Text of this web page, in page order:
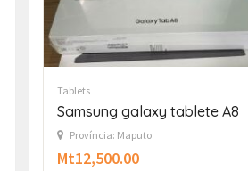
Tablets
Samsung galaxy tablete A8
Província: Maputo
Mt12,500.00